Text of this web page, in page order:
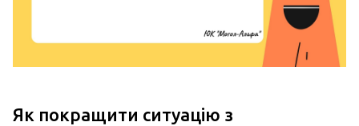
Як покращити ситуацію з